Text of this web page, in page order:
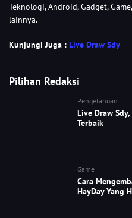
Teknologi, Android, Gadget,
lainnya.
Kunjungi Juga : Live Draw Sdy
Pilihan Redaksi
Pengetahuan
Live Draw
Terbaik
Game
Cara
HayDay Yang